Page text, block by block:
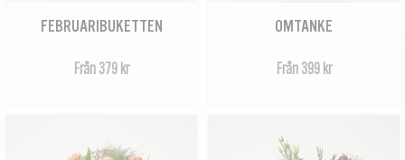
FEBRUARIBUKETTEN
Från 379 kr
OMTANKE
Från 399 kr